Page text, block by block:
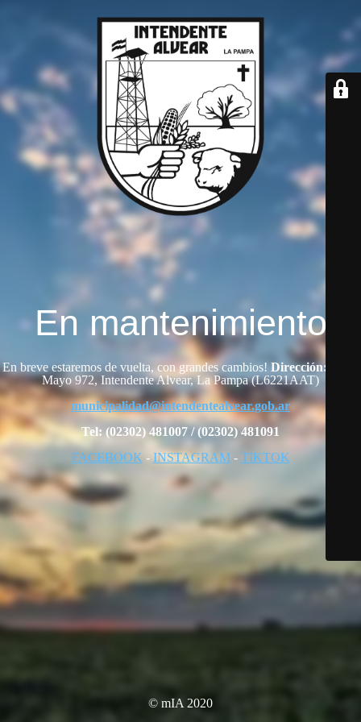
En mantenimiento
En breve estaremos de vuelta, con grandes cambios! Dirección:
Mayo 972, Intendente Alvear, La Pampa (L6221AAT)
municipalidad@intendentealvear.gob.ar
Tel: (02302) 481007 / (02302) 481091
FACEBOOK - INSTAGRAM- TIKTOK
© mIA 2020